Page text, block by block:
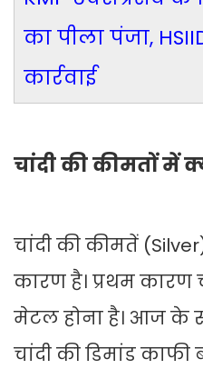
का पीला पंजा,
कार्रवाई
चांदी की कीमतों में
चांदी की कीमतें
कारण है। प्रथम कारण
मेटल होना है। आज के
चांदी की डिमांड